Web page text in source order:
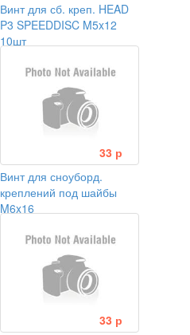
Винт для сб. креп. HEAD
P3 SPEEDDISC M5x12
10шт
33 р
Винт для сноуборд.
креплений под шайбы
M6x16
33 р